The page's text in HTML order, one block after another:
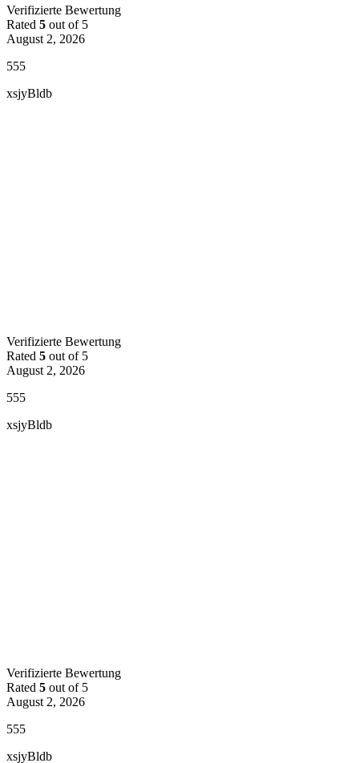
Verifizierte Bewertung
Rated 5 out of 5
August 2, 2026
555
xsjyBldb
Verifizierte Bewertung
Rated 5 out of 5
August 2, 2026
555
xsjyBldb
Verifizierte Bewertung
Rated 5 out of 5
August 2, 2026
555
xsjyBldb